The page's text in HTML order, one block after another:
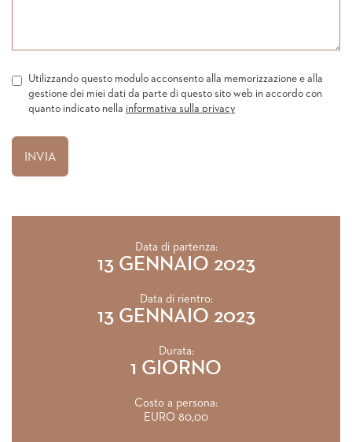
Utilizzando questo modulo acconsento alla memorizzazione e alla
gestione dei miei dati da parte di questo sito web in accordo con
quanto indicato nella informativa sulla privacy
Data di partenza:
13 GENNAIO 2023
Data di rientro:
13 GENNAIO 2023
Durata:
1 GIORNO
Costo a persona:
EURO 80,00